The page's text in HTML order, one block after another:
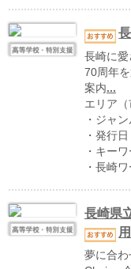
長崎に
70周年
案内...
エリア（
・ジャン
・発行
・キー
・長崎ワ
長崎県
夢に合
ごとうebooks
おおむらebooks
みなみしまばら
はさみebooks
さいかいイーブッ
長崎MICE観光マッ